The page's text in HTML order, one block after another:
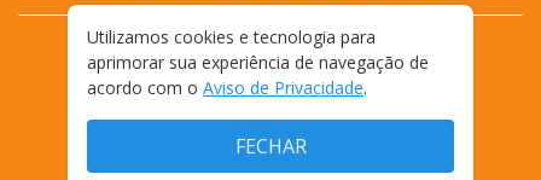
FALE CONOSCO
PRIVACIDADE
TERMOS E CONDIÇÕES DE USO
Utilizamos cookies e tecnologia para
aprimorar sua experiência de navegação de
acordo com o Aviso de Privacidade.
FECHAR